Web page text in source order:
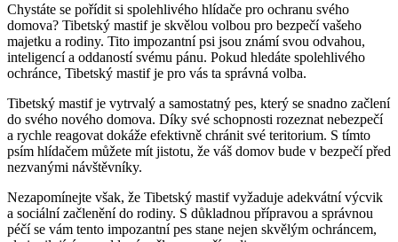
Chystáte se pořídit si spolehlivého hlídače pro ochranu svého
domova? Tibetský mastif je skvělou volbou pro bezpečí vašeho
majetku a rodiny. Tito impozantní psi jsou známí svou odvahou,
inteligencí a oddaností svému pánu. Pokud hledáte spolehlivého
ochránce, Tibetský mastif je pro vás ta správná volba.
Tibetský mastif je vytrvalý a samostatný pes, který se snadno začlení
do svého nového domova. Díky své schopnosti rozeznat nebezpečí
a rychle reagovat dokáže efektivně chránit své teritorium. S tímto
psím hlídačem můžete mít jistotu, že váš domov bude v bezpečí před
nezvanými návštěvníky.
Nezapomínejte však, že Tibetský mastif vyžaduje adekvátní výcvik
a sociální začlenění do rodiny. S důkladnou přípravou a správnou
péčí se vám tento impozantní pes stane nejen skvělým ochráncem,